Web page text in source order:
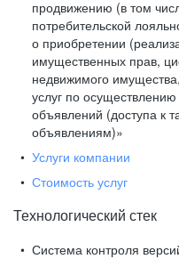
продвижению (в том
потребительской
о приобретении
имущественных прав,
недвижимого
услуг по
объявлений (доступа к
объявлениям)»
Услуги компании
Стоимость услуг
Технологический стек
Система контроля